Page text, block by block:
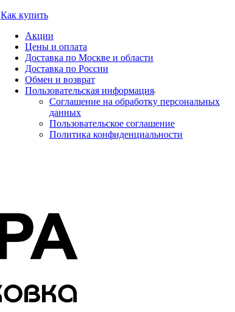
Как купить
Акции
Цены и оплата
Доставка по Москве и области
Доставка по России
Обмен и возврат
Пользовательская информация
Соглашение на обработку персональных
данных
Пользовательское соглашение
Политика конфиденциальности